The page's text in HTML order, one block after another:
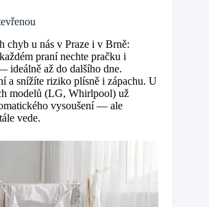
chyb u nás v Praze i v Brně:
praní nechte pračku i
ideálně až do dalšího dne.
a snížíte riziko plísně i zápachu. U
modelů (LG, Whirlpool) už
vysoušení — ale
vede.